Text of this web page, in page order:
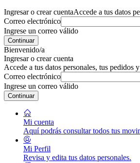
Ingresar o crear cuentaAccede a tus datos
Correo electrónico
Ingrese un correo válido
Continuar
Bienvenido/a
Ingresar o crear cuenta
Accede a tus datos personales, tus pedidos
Correo electrónico
Ingrese un correo válido
Continuar
Mi cuenta
Aquí podrás consultar todos tus
Mi Perfil
Revisa y edita tus datos personales.